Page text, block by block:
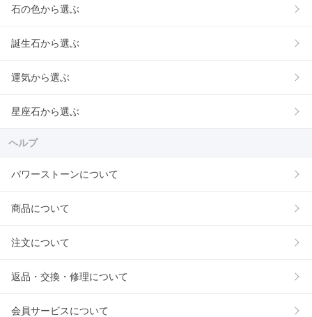
石の色から選ぶ
誕生石から選ぶ
運気から選ぶ
星座石から選ぶ
ヘルプ
パワーストーンについて
商品について
注文について
返品・交換・修理について
会員サービスについて